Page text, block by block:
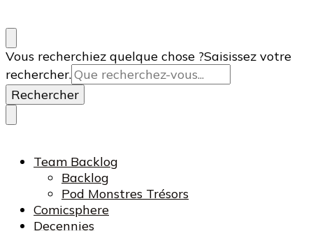
Vous recherchiez quelque chose ?Saisissez votre
rechercher.
Team Backlog
Backlog
Pod Monstres Trésors
Comicsphere
Decennies